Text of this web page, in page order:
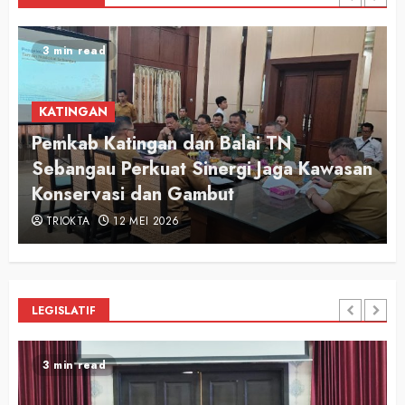
2 min read
KATINGAN
Audiensi Otong Awi 2026, Bupati Saiful
Apresiasi Semangat Putra-Putri
Pariwisata Katingan
TRIOKTA 12 MEI 2026
LEGISLATIF
2 min read